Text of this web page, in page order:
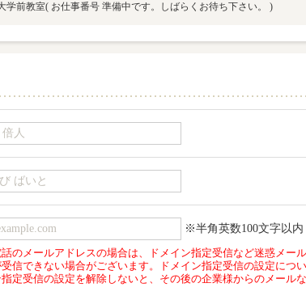
学前教室( お仕事番号 準備中です。しばらくお待ち下さい。 )
※半角英数100文字以内
のメールアドレスの場合は、ドメイン指定受信など迷惑メー
信できない場合がございます。ドメイン指定受信の設定につ
指定受信の設定を解除しないと、その後の企業様からのメール